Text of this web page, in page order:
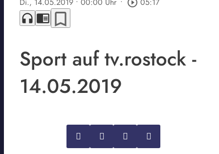
play_circle_outline
headphones chrome_reader_mode bookmark_border
Sport auf tv.rostock -
14.05.2019